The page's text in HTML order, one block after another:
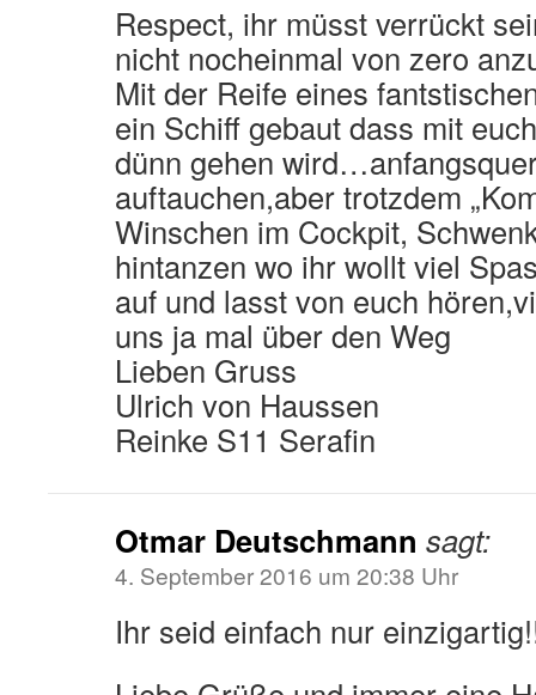
Respect, ihr müsst verrückt
nicht nocheinmal von zero
Mit der Reife eines
ein Schiff gebaut dass mit
dünn gehen
auftauchen,aber trotzdem
Winschen im Cockpit,
hintanzen wo ihr wollt viel
auf und lasst von euch
uns ja mal über den Weg
Lieben Gruss
Ulrich von Haussen
Reinke S11 Serafin
Otmar Deutschmann sagt:
4. September 2016 um 20:38 Uhr
Ihr seid einfach nur